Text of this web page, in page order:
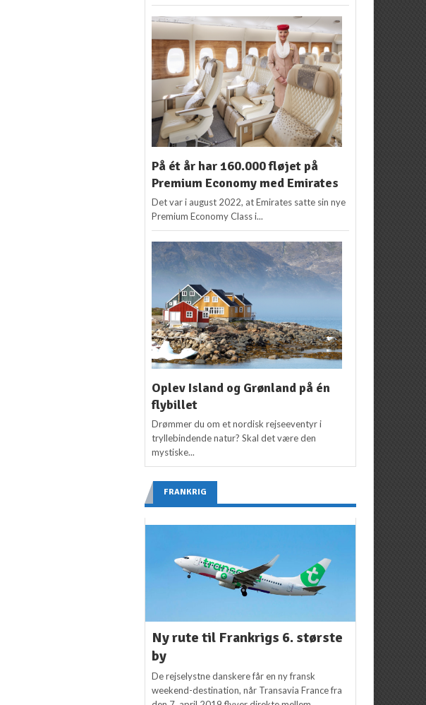
På ét år har 160.000 fløjet på
Premium Economy med Emirates
Det var i august 2022, at Emirates satte sin nye
Premium Economy Class i...
Oplev Island og Grønland på én
flybillet
Drømmer du om et nordisk rejseeventyr i
tryllebindende natur? Skal det være den
mystiske...
FRANKRIG
Ny rute til Frankrigs 6. største
by
De rejselystne danskere får en ny fransk
weekend-destination, når Transavia France fra